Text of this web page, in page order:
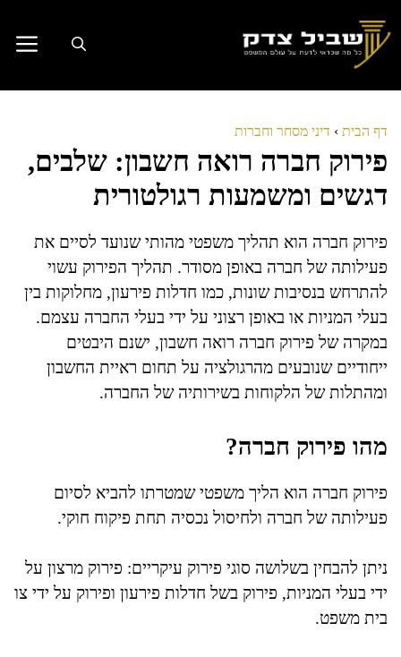
לתוכן
דף הבית › דיני מסחר וחברות
פירוק חברה רואה חשבון: שלבים,
דגשים ומשמעות רגולטורית
פירוק חברה הוא תהליך משפטי מהותי שנועד לסיים את
פעילותה של חברה באופן מסודר. תהליך הפירוק עשוי
להתרחש בנסיבות שונות, כמו חדלות פירעון, מחלוקות בין
בעלי המניות או באופן רצוני על ידי בעלי החברה עצמם.
במקרה של פירוק חברה רואה חשבון, ישנם היבטים
ייחודיים שנובעים מהרגולציה על תחום ראיית החשבון
ומהתלות של הלקוחות בשירותיה של החברה.
מהו פירוק חברה?
פירוק חברה הוא הליך משפטי שמטרתו להביא לסיום
פעילותה של חברה ולחיסול נכסיה תחת פיקוח חוקי.
ניתן להבחין בשלושה סוגי פירוק עיקריים: פירוק מרצון על
ידי בעלי המניות, פירוק בשל חדלות פירעון ופירוק על ידי צו
בית משפט.